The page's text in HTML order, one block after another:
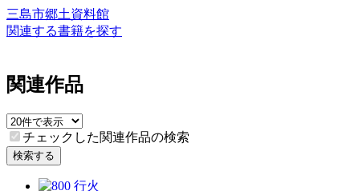
三島市郷土資料館
関連する書籍を探す
関連作品
チェックした関連作品の検索
検索する